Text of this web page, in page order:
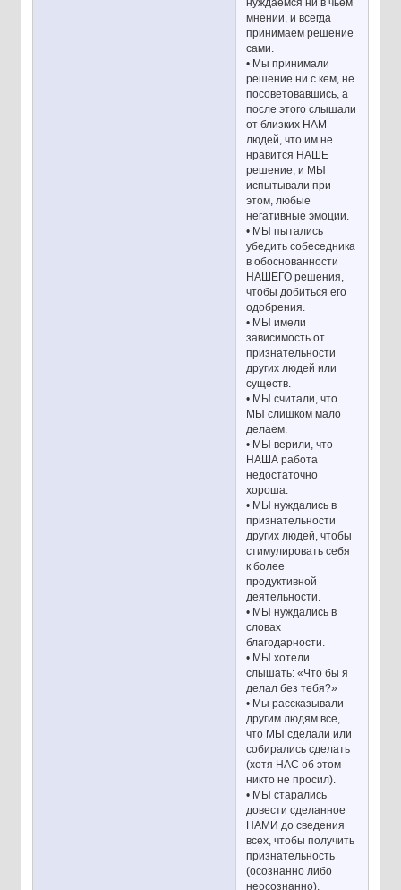
нуждаемся ни в чьем
мнении, и всегда
принимаем решение
сами.
• Мы принимали
решение ни с кем, не
посоветовавшись, а
после этого слышали
от близких НАМ
людей, что им не
нравится НАШЕ
решение, и МЫ
испытывали при
этом, любые
негативные эмоции.
• МЫ пытались
убедить собеседника
в обоснованности
НАШЕГО решения,
чтобы добиться его
одобрения.
• МЫ имели
зависимость от
признательности
других людей или
существ.
• МЫ считали, что
МЫ слишком мало
делаем.
• МЫ верили, что
НАША работа
недостаточно
хороша.
• МЫ нуждались в
признательности
других людей, чтобы
стимулировать себя
к более
продуктивной
деятельности.
• МЫ нуждались в
словах
благодарности.
• МЫ хотели
слышать: «Что бы я
делал без тебя?»
• Мы рассказывали
другим людям все,
что МЫ сделали или
собирались сделать
(хотя НАС об этом
никто не просил).
• МЫ старались
довести сделанное
НАМИ до сведения
всех, чтобы получить
признательность
(осознанно либо
неосознанно).